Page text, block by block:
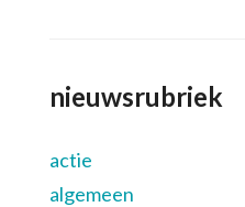
nieuwsrubriek
actie
algemeen